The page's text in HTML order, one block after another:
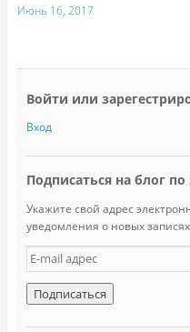
Июнь 16, 2017
Войти или
Вход
Подписаться на блог по
Укажите свой адрес
уведомления о новых
E
-
m
a
i